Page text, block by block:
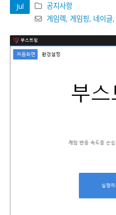
반복 업무를 줄여주는 자동화·매
다
반복 업무를 줄여주는 자동화·
다
반복 업무를 줄여주는 자동화·
Jul
공지사항
게임렉, 게임핑, 네이글,